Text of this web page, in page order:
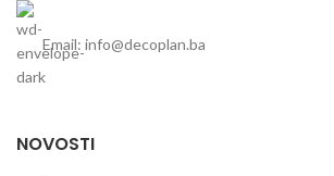
Email: info@decoplan.ba
NOVOSTI